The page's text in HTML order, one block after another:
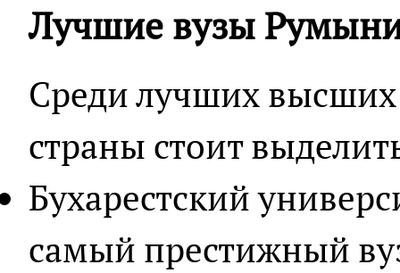
Лучшие вузы
Среди лучших
страны стоит
Бухарестский
самый престижный